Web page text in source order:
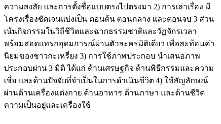
ความสงสัย และการตั้งชื่อแบบตรงไปตรงมา 2) การเล่าเรื่อง มี
โครงเรื่องชัดเจนแบ่งเป็น ตอนต้น ตอนกลาง และตอนจบ 3 ส่วน
เน้นกิจกรรมในวิถีชีวิตและฉากธรรมชาติและวัฏจักรเวลา
พร้อมสอดแทรกอุดมการณ์ผ่านตัวละครมิติเดียว เพื่อสะท้อนค่า
นิยมของชาวกะเหรี่ยง 3) การใช้ภาพประกอบ นำเสนอภาพ
ประกอบผ่าน 3 มิติ ได้แก่ ด้านเศรษฐกิจ ด้านพิธีกรรมและความ
เชื่อ และด้านปัจจัยที่จำเป็นในการดำเนินชีวิต 4) ใช้สัญลักษณ์
ผ่านด้านเครื่องแต่งกาย ด้านอาหาร ด้านภาษา และด้านชีวิต
ความเป็นอยู่และเครื่องใช้